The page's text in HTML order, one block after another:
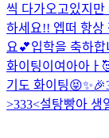
씩 다가오고있지만
하세요!! 엡떠 항상
요💕입학을 축하
화이팅이여아아ㅏ
기도 화이팅😝✨🎉
>333<설탕빵아 생